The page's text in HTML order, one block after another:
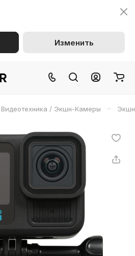
Изменить
Видеотехника / Экшн-Камеры –